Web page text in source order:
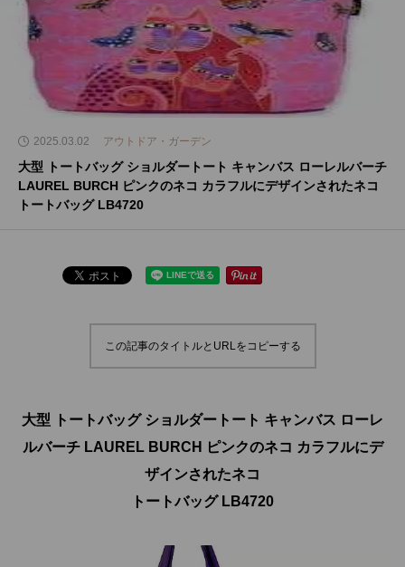
2025.03.02 アウトドア・ガーデン
大型 トートバッグ ショルダートート キャンバス ローレルバーチ
LAUREL BURCH ピンクのネコ カラフルにデザインされたネコ
トートバッグ LB4720
この記事のタイトルとURLをコピーする
大型 トートバッグ ショルダートート キャンバス ローレ
ルバーチ LAUREL BURCH ピンクのネコ カラフルにデ
ザインされたネコ
トートバッグ LB4720